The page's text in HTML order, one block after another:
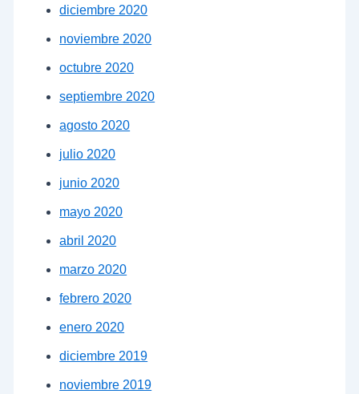
diciembre 2020
noviembre 2020
octubre 2020
septiembre 2020
agosto 2020
julio 2020
junio 2020
mayo 2020
abril 2020
marzo 2020
febrero 2020
enero 2020
diciembre 2019
noviembre 2019